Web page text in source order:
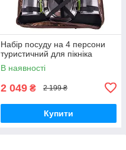
Набір посуду на 4 персони
туристичний для пікніка
В наявності
2 049 ₴ 2 199 ₴
Купити